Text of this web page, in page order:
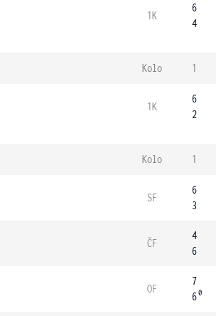
1K
6
4
Kolo 1
1K
6
2
Kolo 1
SF
6
3
ČF
4
6
OF
7
60